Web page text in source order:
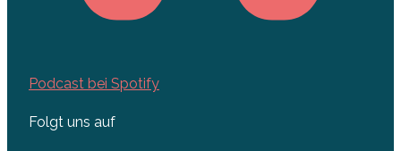
Podcast bei Spotify
Folgt uns auf